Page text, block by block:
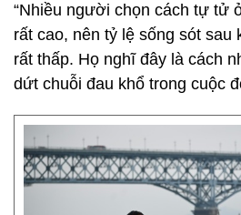
“Nhiều người chọn cách tự tử
rất cao, nên tỷ lệ sống sót sau
rất thấp. Họ nghĩ đây là cách
dứt chuỗi đau khổ trong cuộc